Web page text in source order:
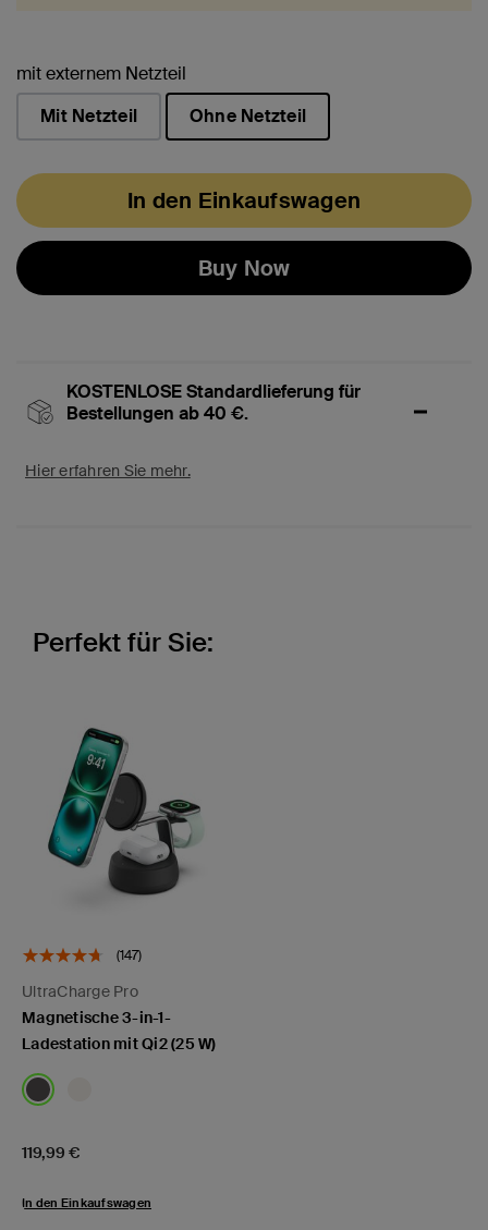
mit externem Netzteil
Mit Netzteil
Ohne Netzteil
In den Einkaufswagen
Buy Now
KOSTENLOSE Standardlieferung für
Bestellungen ab 40 €.
Hier erfahren Sie mehr.
Perfekt für Sie:
(147)
UltraCharge Pro
Magnetische 3-in-1-
Ladestation mit Qi2 (25 W)
Price:
119,99 €
In den Einkaufswagen